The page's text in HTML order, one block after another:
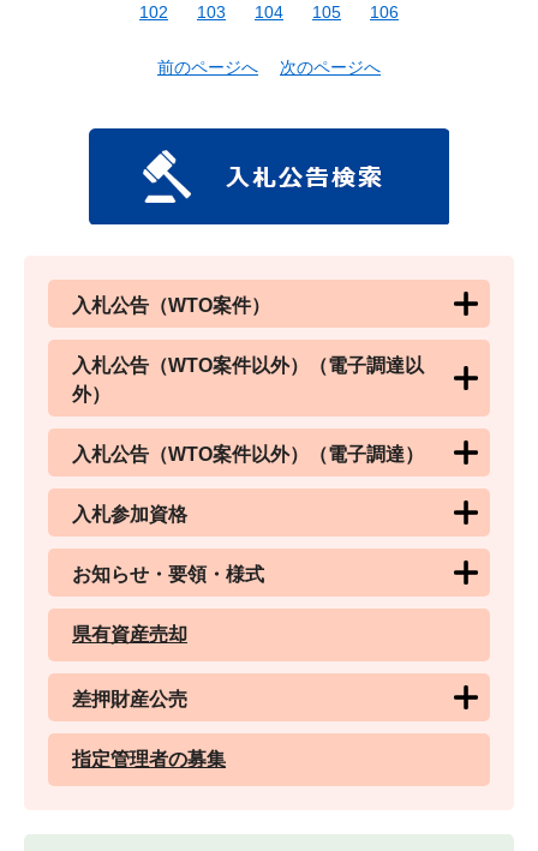
102
103 104 105 106
前のページへ 次のページへ
入札公告（WTO案件）
入札公告（WTO案件以外）（電子調達以
外）
入札公告（WTO案件以外）（電子調達）
入札参加資格
お知らせ・要領・様式
県有資産売却
差押財産公売
指定管理者の募集